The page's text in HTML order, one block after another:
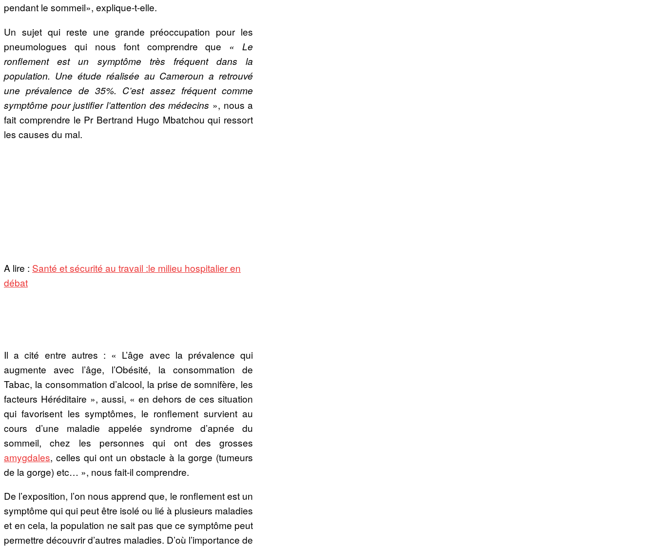
pendant le sommeil», explique-t-elle.
Un sujet qui reste une grande préoccupation pour les
pneumologues qui nous font comprendre que « Le
ronflement est un symptôme très fréquent dans la
population. Une étude réalisée au Cameroun a retrouvé
une prévalence de 35%. C’est assez fréquent comme
symptôme pour justifier l’attention des médecins », nous a
fait comprendre le Pr Bertrand Hugo Mbatchou qui ressort
les causes du mal.
A lire : Santé et sécurité au travail :le milieu hospitalier en
débat
Il a cité entre autres : « L’âge avec la prévalence qui
augmente avec l’âge, l’Obésité, la consommation de
Tabac, la consommation d’alcool, la prise de somnifère, les
facteurs Héréditaire », aussi, « en dehors de ces situation
qui favorisent les symptômes, le ronflement survient au
cours d’une maladie appelée syndrome d’apnée du
sommeil, chez les personnes qui ont des grosses
amygdales, celles qui ont un obstacle à la gorge (tumeurs
de la gorge) etc… », nous fait-il comprendre.
De l’exposition, l’on nous apprend que, le ronflement est un
symptôme qui qui peut être isolé ou lié à plusieurs maladies
et en cela, la population ne sait pas que ce symptôme peut
permettre découvrir d’autres maladies. D’où l’importance de